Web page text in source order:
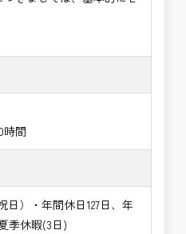
間
日）・年間休日127日、年
季休暇(3日)